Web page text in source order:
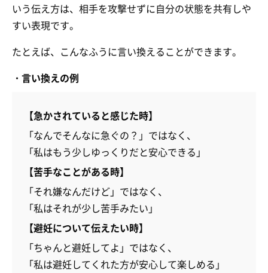
いう伝え方は、相手を攻撃せずに自分の状態を共有しや
すい表現です。
たとえば、こんなふうに言い換えることができます。
・言い換えの例
【急かされていると感じた時】
「なんでそんなに急ぐの？」ではなく、
「私はもう少しゆっくりだと安心できる」
【苦手なことがある時】
「それ嫌なんだけど」ではなく、
「私はそれが少し苦手みたい」
【避妊について伝えたい時】
「ちゃんと避妊してよ」ではなく、
「私は避妊してくれた方が安心して楽しめる」